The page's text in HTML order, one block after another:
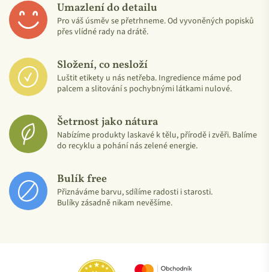
Umazlení do detailu
Pro váš úsměv se přetrhneme. Od vyvoněných popisků
přes vlídné rady na drátě.
Složení, co nesloží
Luštit etikety u nás netřeba. Ingredience máme pod
palcem a slitování s pochybnými látkami nulové.
Šetrnost jako nátura
Nabízíme produkty laskavé k tělu, přírodě i zvěři. Balíme
do recyklu a pohání nás zelené energie.
Bulík free
Přiznáváme barvu, sdílíme radosti i starosti.
Bulíky zásadně nikam nevěšíme.